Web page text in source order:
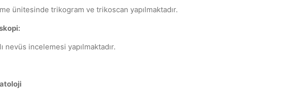
ünitesinde trikogram ve trikoscan yapılmaktadır.
nevüs incelemesi yapılmaktadır.